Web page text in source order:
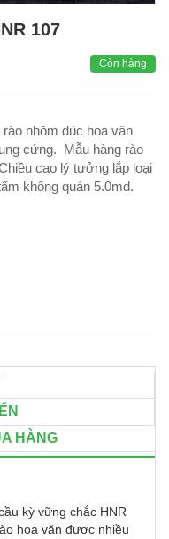
107
Còn hàng
nhôm đúc hoa văn
cứng. Mẫu hàng rào
cao lý tưởng lắp loại
không quán 5.0md.
HÀNG
kỳ vững chắc HNR
hoa văn được nhiều